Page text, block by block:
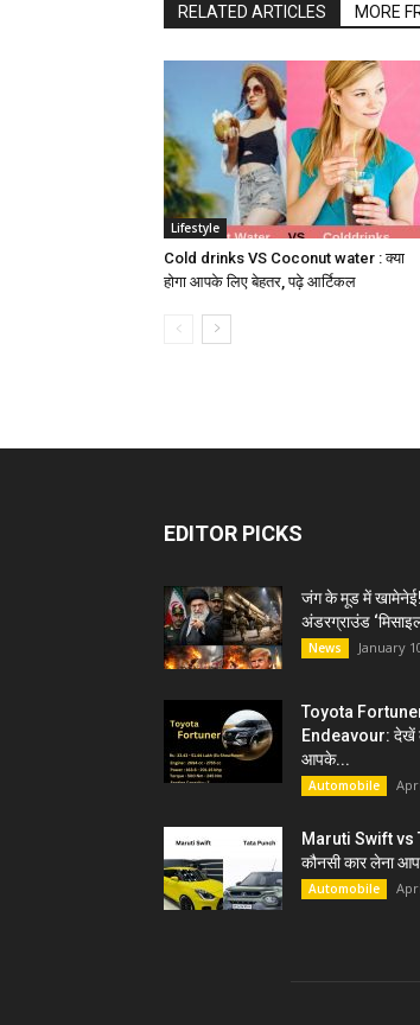
RELATED ARTICLES MORE
Lifestyle
Cold drinks VS Coconut water : क्या
होगा आपके लिए बेहतर, पढ़े आर्टिकल
EDITOR PICKS
जंग के मूड में
अंडरग्राउंड
News January
Toyota
Endeavour: देखें
आपके...
Automobile
Maruti Swift vs
कौनसी कार लेना
Automobile